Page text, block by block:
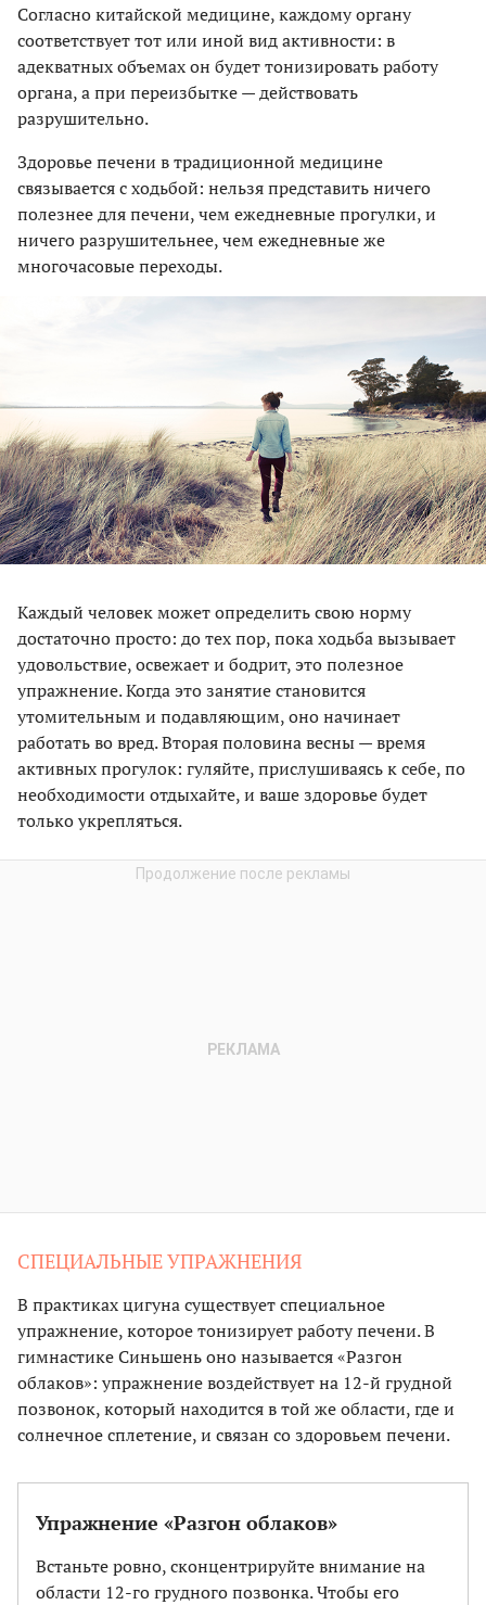
Согласно китайской медицине, каждому органу
соответствует тот или иной вид активности: в
адекватных объемах он будет тонизировать работу
органа, а при переизбытке — действовать
разрушительно.
Здоровье печени в традиционной медицине
связывается с ходьбой: нельзя представить ничего
полезнее для печени, чем ежедневные прогулки, и
ничего разрушительнее, чем ежедневные же
многочасовые переходы.
Каждый человек может определить свою норму
достаточно просто: до тех пор, пока ходьба вызывает
удовольствие, освежает и бодрит, это полезное
упражнение. Когда это занятие становится
утомительным и подавляющим, оно начинает
работать во вред. Вторая половина весны — время
активных прогулок: гуляйте, прислушиваясь к себе, по
необходимости отдыхайте, и ваше здоровье будет
только укрепляться.
СПЕЦИАЛЬНЫЕ УПРАЖНЕНИЯ
В практиках цигуна существует специальное
упражнение, которое тонизирует работу печени. В
гимнастике Синьшень оно называется «Разгон
облаков»: упражнение воздействует на 12-й грудной
позвонок, который находится в той же области, где и
солнечное сплетение, и связан со здоровьем печени.
Упражнение «Разгон облаков»
Встаньте ровно, сконцентрируйте внимание на
области 12-го грудного позвонка. Чтобы его